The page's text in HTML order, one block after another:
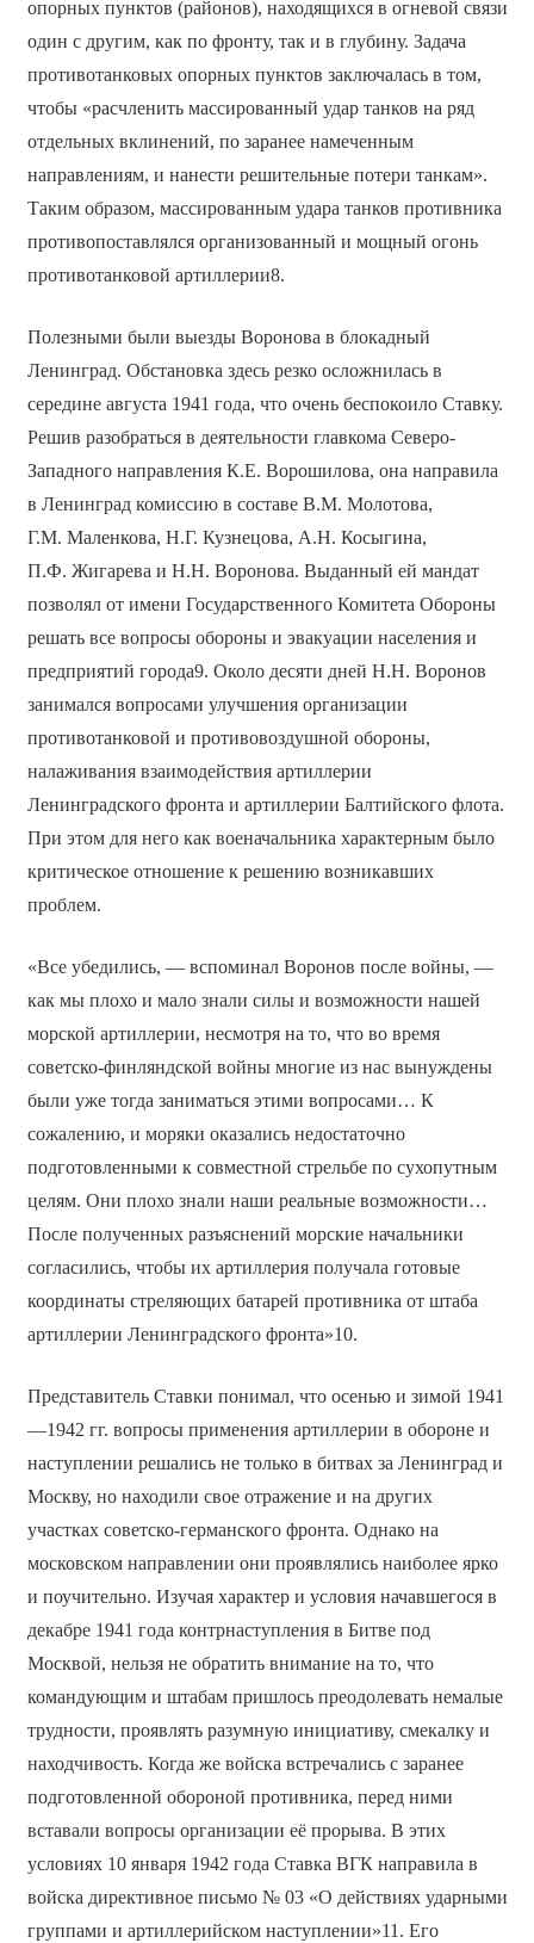
опорных пунктов (районов), находящихся в огневой связи
один с другим, как по фронту, так и в глубину. Задача
противотанковых опорных пунктов заключалась в том,
чтобы «расчленить массированный удар танков на ряд
отдельных вклинений, по заранее намеченным
направлениям, и нанести решительные потери танкам».
Таким образом, массированным удара танков противника
противопоставлялся организованный и мощный огонь
противотанковой артиллерии8.
Полезными были выезды Воронова в блокадный
Ленинград. Обстановка здесь резко осложнилась в
середине августа 1941 года, что очень беспокоило Ставку.
Решив разобраться в деятельности главкома Северо-
Западного направления К.Е. Ворошилова, она направила
в Ленинград комиссию в составе В.М. Молотова,
Г.М. Маленкова, Н.Г. Кузнецова, А.Н. Косыгина,
П.Ф. Жигарева и Н.Н. Воронова. Выданный ей мандат
позволял от имени Государственного Комитета Обороны
решать все вопросы обороны и эвакуации населения и
предприятий города9. Около десяти дней Н.Н. Воронов
занимался вопросами улучшения организации
противотанковой и противовоздушной обороны,
налаживания взаимодействия артиллерии
Ленинградского фронта и артиллерии Балтийского флота.
При этом для него как военачальника характерным было
критическое отношение к решению возникавших
проблем.
«Все убедились, — вспоминал Воронов после войны, —
как мы плохо и мало знали силы и возможности нашей
морской артиллерии, несмотря на то, что во время
советско-финляндской войны многие из нас вынуждены
были уже тогда заниматься этими вопросами… К
сожалению, и моряки оказались недостаточно
подготовленными к совместной стрельбе по сухопутным
целям. Они плохо знали наши реальные возможности…
После полученных разъяснений морские начальники
согласились, чтобы их артиллерия получала готовые
координаты стреляющих батарей противника от штаба
артиллерии Ленинградского фронта»10.
Представитель Ставки понимал, что осенью и зимой 1941
—1942 гг. вопросы применения артиллерии в обороне и
наступлении решались не только в битвах за Ленинград и
Москву, но находили свое отражение и на других
участках советско-германского фронта. Однако на
московском направлении они проявлялись наиболее ярко
и поучительно. Изучая характер и условия начавшегося в
декабре 1941 года контрнаступления в Битве под
Москвой, нельзя не обратить внимание на то, что
командующим и штабам пришлось преодолевать немалые
трудности, проявлять разумную инициативу, смекалку и
находчивость. Когда же войска встречались с заранее
подготовленной обороной противника, перед ними
вставали вопросы организации её прорыва. В этих
условиях 10 января 1942 года Ставка ВГК направила в
войска директивное письмо № 03 «О действиях ударными
группами и артиллерийском наступлении»11. Его